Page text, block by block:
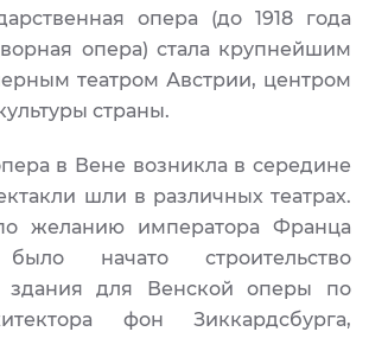
опера (до 1918 года
опера) стала крупнейшим
театром Австрии, центром
страны.
в Вене возникла в середине
шли в различных театрах.
желанию императора Франца
начато строительство
здания для Венской оперы по
фон Зиккардсбурга,